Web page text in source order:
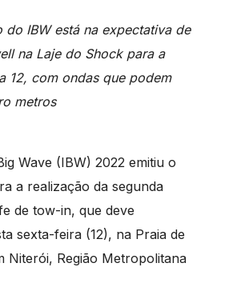
do IBW está na expectativa de
na Laje do Shock para a
12, com ondas que podem
metros
Wave (IBW) 2022 emitiu o
a realização da segunda
de tow-in, que deve
sexta-feira (12), na Praia de
Niterói, Região Metropolitana